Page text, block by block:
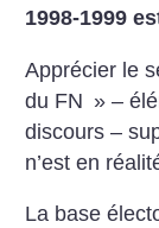
1998-1999
Apprécier le
du FN » –
discours –
n’est en
La base